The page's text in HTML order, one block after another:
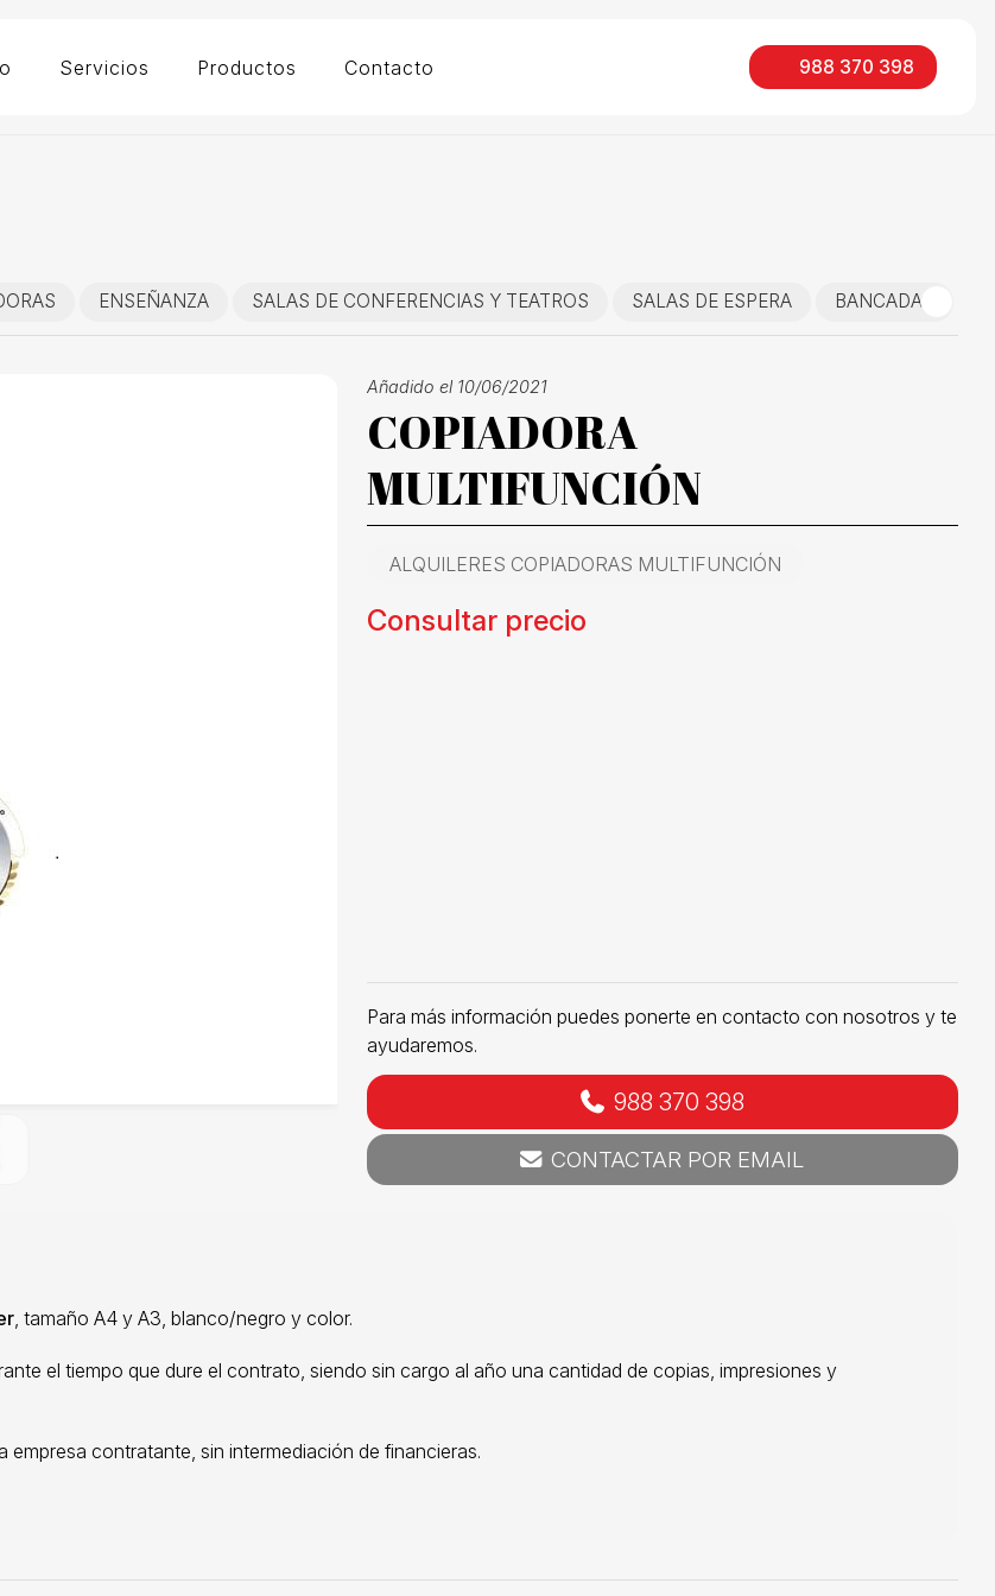
Servicios Productos Contacto 988 370 398
ENSEÑANZA SALAS DE CONFERENCIAS Y TEATROS SALAS DE ESPERA BANCADAS
COPIADORA
MULTIFUNCIÓN
ALQUILERES COPIADORAS MULTIFUNCIÓN
Añadido el 10/06/2021
Consultar precio
Para más información puedes ponerte en contacto con nosotros y te
ayudaremos.
988 370 398
CONTACTAR POR EMAIL
, tamaño A4 y A3, blanco/negro y color.
el tiempo que dure el contrato, siendo sin cargo al año una cantidad de copias, impresiones y
contratante, sin intermediación de financieras.